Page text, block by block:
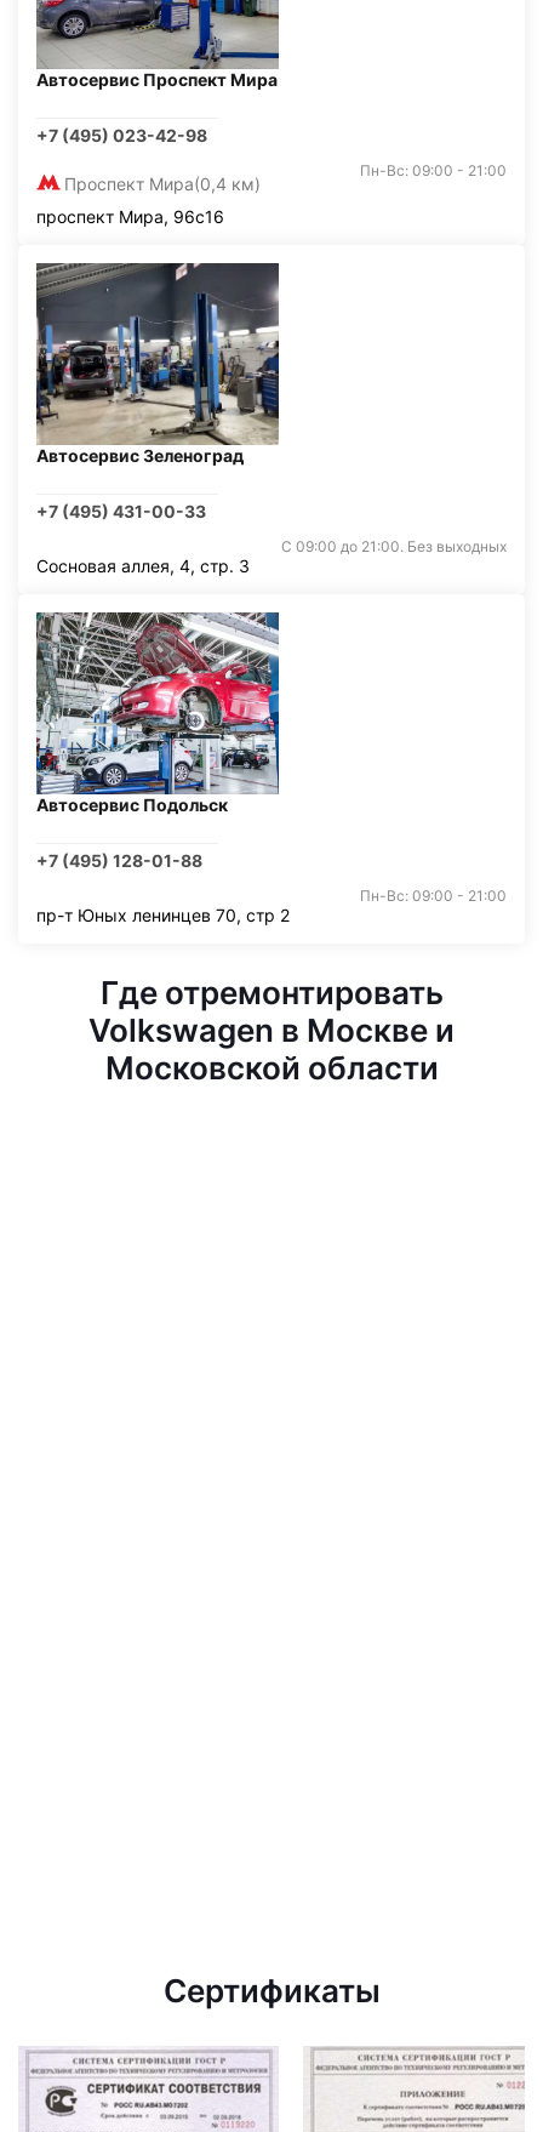
Автосервис Проспект Мира
+7 (495) 023-42-98
Проспект Мира(0,4 км)
Пн-Вс: 09:00 - 21:00
проспект Мира, 96с16
Автосервис Зеленоград
+7 (495) 431-00-33
С 09:00 до 21:00. Без выходных
Сосновая аллея, 4, стр. 3
Автосервис Подольск
+7 (495) 128-01-88
Пн-Вс: 09:00 - 21:00
пр-т Юных ленинцев 70, стр 2
Где отремонтировать
Volkswagen в Москве и
Московской области
Сертификаты